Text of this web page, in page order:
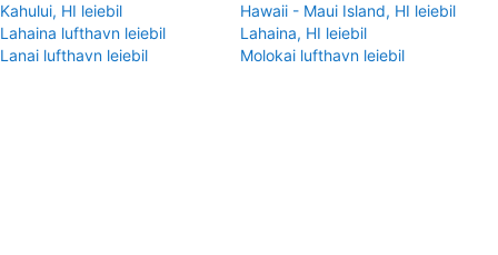
Kahului, HI leiebil
Hawaii - Maui Island, HI leiebil
Lahaina lufthavn leiebil
Lahaina, HI leiebil
Lanai lufthavn leiebil
Molokai lufthavn leiebil